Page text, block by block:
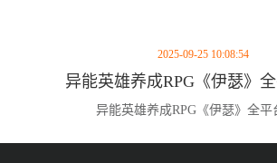
2025-09-25 10:08:54
异能英雄养成RPG《伊瑟》
异能英雄养成RPG《伊瑟》全平